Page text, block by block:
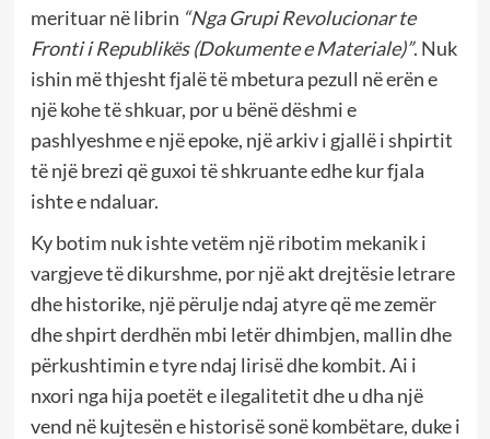
merituar në librin “Nga Grupi Revolucionar te
Fronti i Republikës (Dokumente e Materiale)”. Nuk
ishin më thjesht fjalë të mbetura pezull në erën e
një kohe të shkuar, por u bënë dëshmi e
pashlyeshme e një epoke, një arkiv i gjallë i shpirtit
të një brezi që guxoi të shkruante edhe kur fjala
ishte e ndaluar.
Ky botim nuk ishte vetëm një ribotim mekanik i
vargjeve të dikurshme, por një akt drejtësie letrare
dhe historike, një përulje ndaj atyre që me zemër
dhe shpirt derdhën mbi letër dhimbjen, mallin dhe
përkushtimin e tyre ndaj lirisë dhe kombit. Ai i
nxori nga hija poetët e ilegalitetit dhe u dha një
vend në kujtesën e historisë sonë kombëtare, duke i